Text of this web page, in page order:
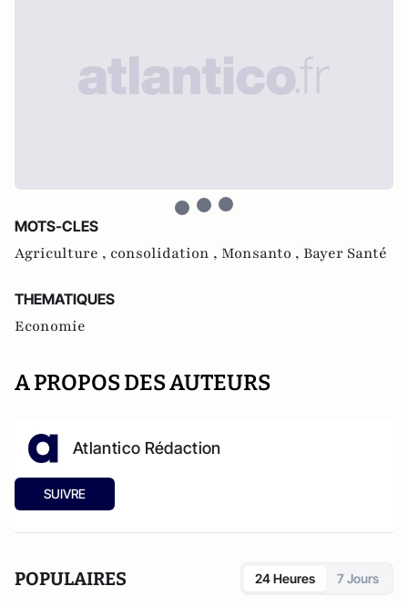
MOTS-CLES
Agriculture , consolidation , Monsanto , Bayer Santé
THEMATIQUES
Economie
A PROPOS DES AUTEURS
Atlantico Rédaction
SUIVRE
POPULAIRES 24 Heures 7 Jours